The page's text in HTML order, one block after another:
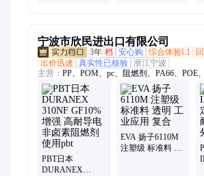
宁波市欣民进出口有限公司
3年 档 安心购 综合体验L1
出价迅速
真实性已核验 浙江宁波
主营： PP、POM、pc、阻燃剂、PA66、POE
PBT、PA6
PBT日本
DURANEX
EVA 扬子6110M
注塑级 标准料 透